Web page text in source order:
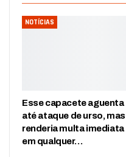
NOTÍCIAS
Esse capacete aguenta
até ataque de urso, mas
renderia multa imediata
em qualquer…